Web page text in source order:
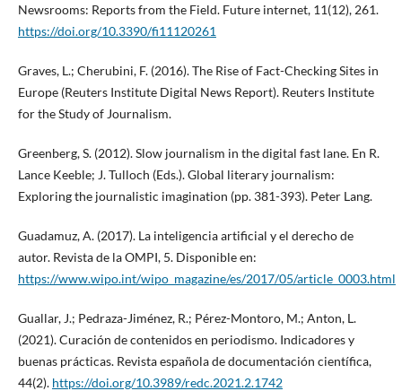
Newsrooms: Reports from the Field. Future internet, 11(12), 261.
https://doi.org/10.3390/fi11120261
Graves, L.; Cherubini, F. (2016). The Rise of Fact-Checking Sites in
Europe (Reuters Institute Digital News Report). Reuters Institute
for the Study of Journalism.
Greenberg, S. (2012). Slow journalism in the digital fast lane. En R.
Lance Keeble; J. Tulloch (Eds.). Global literary journalism:
Exploring the journalistic imagination (pp. 381-393). Peter Lang.
Guadamuz, A. (2017). La inteligencia artificial y el derecho de
autor. Revista de la OMPI, 5. Disponible en:
https://www.wipo.int/wipo_magazine/es/2017/05/article_0003.html
Guallar, J.; Pedraza-Jiménez, R.; Pérez-Montoro, M.; Anton, L.
(2021). Curación de contenidos en periodismo. Indicadores y
buenas prácticas. Revista española de documentación científica,
44(2). https://doi.org/10.3989/redc.2021.2.1742